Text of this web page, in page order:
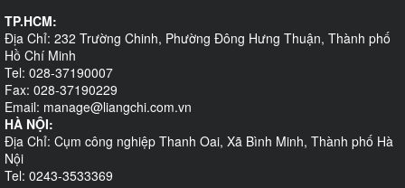
TP.HCM:
Địa Chỉ: 232 Trường Chinh, Phường Đông Hưng Thuận, Thành phố
Hồ Chí Minh
Tel: 028-37190007
Fax: 028-37190229
Email: manage@liangchi.com.vn
HÀ NỘI:
Địa Chỉ: Cụm công nghiệp Thanh Oai, Xã Bình Minh, Thành phố Hà
Nội
Tel: 0243-3533369